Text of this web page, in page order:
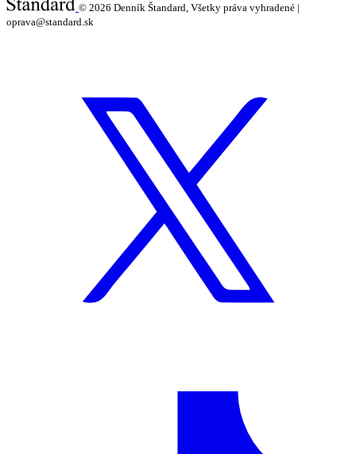
© 2026 Denník Štandard, Všetky práva vyhradené |
oprava@standard.sk